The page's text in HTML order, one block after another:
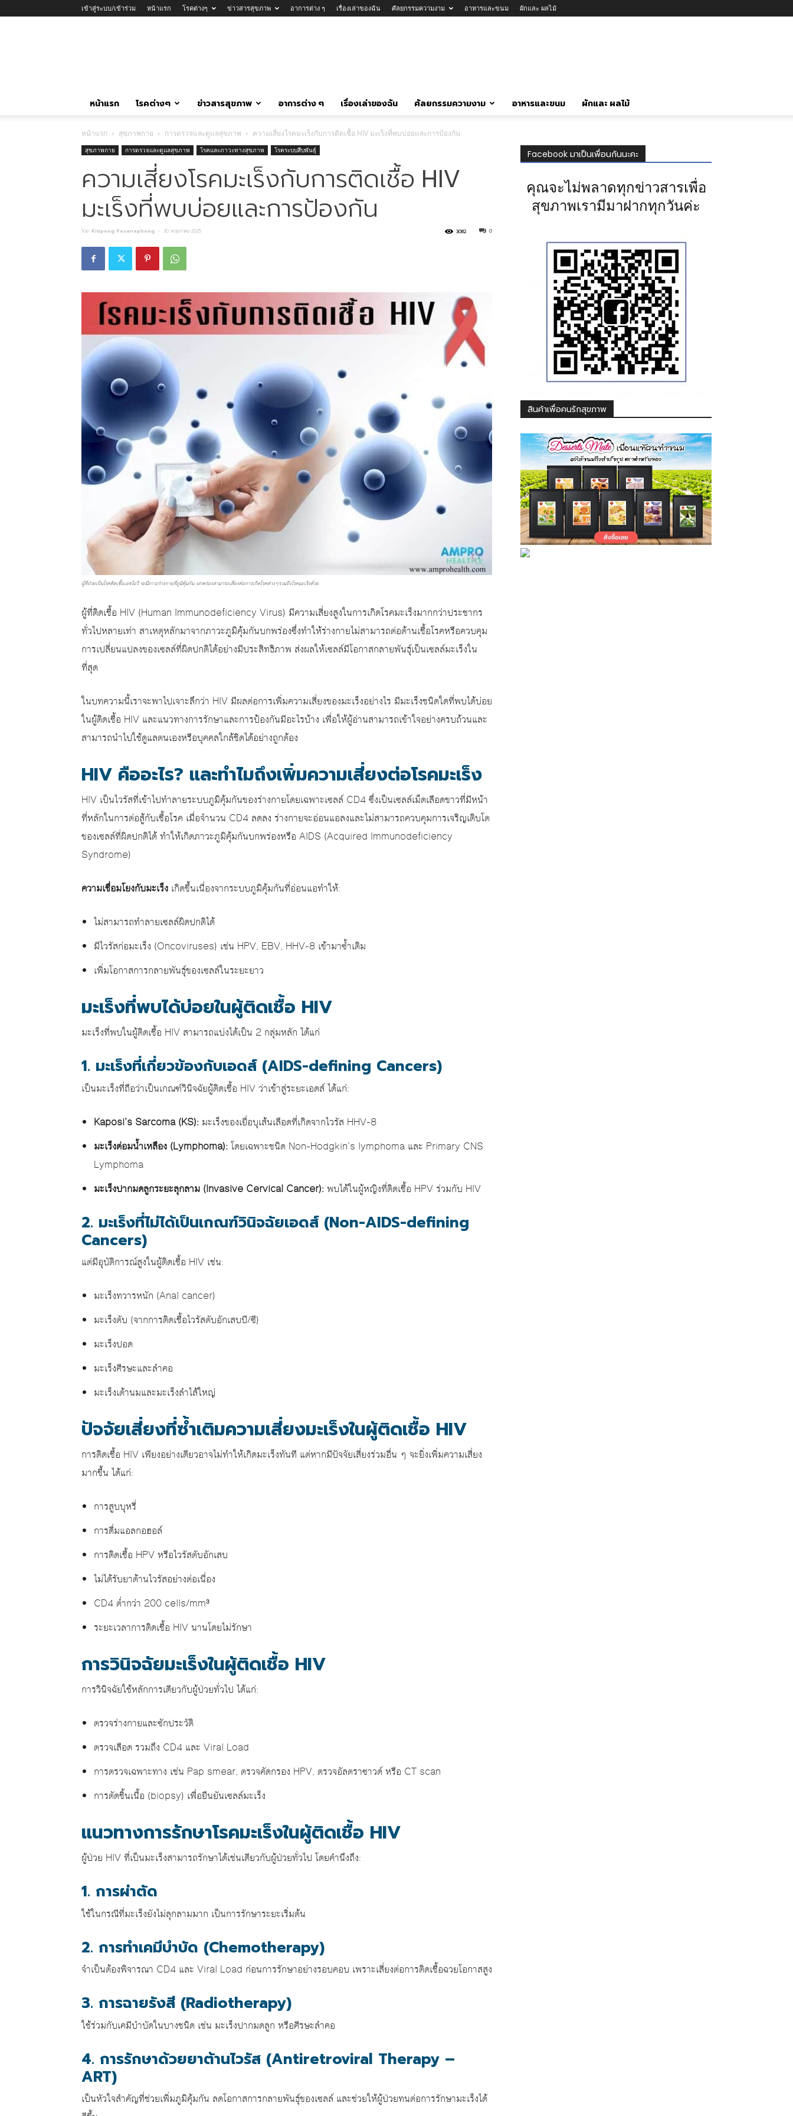
เข้าสู่ระบบ/เข้าร่วม หน้าแรก โรคต่างๆ ข่าวสารสุขภาพ อาการต่าง ๆ เรื่องเล่าของฉัน ศัลยกรรมความงาม อาหารและขนม ผักและ ผลไม้
หน้าแรก โรคต่างๆ ข่าวสารสุขภาพ อาการต่าง ๆ เรื่องเล่าของฉัน ศัลยกรรมความงาม อาหารและขนม ผักและ ผลไม้
หน้าแรก สุขภาพกาย การตรวจและดูแลสุขภาพ ความเสี่ยงโรคมะเร็งกับการติดเชื้อ HIV มะเร็งที่พบบ่อยและการป้องกัน
สุขภาพกาย การตรวจและดูแลสุขภาพ โรคและภาวะทางสุขภาพ โรคระบบสืบพันธุ์
ความเสี่ยงโรคมะเร็งกับการติดเชื้อ HIV
มะเร็งที่พบบ่อยและการป้องกัน
โดย Kitipong Pasanaphong - 30 พฤษภาคม 2025 0
3082
ผู้ที่ป่วยเป็นโรคติดเชื้อเอชไอวี จะมีภาวะร่างกายที่ภูมิคุ้มกัน บกพร่องสามารถเสี่ยงต่อการเกิดโรคต่างๆรวมถึงโรคมะเร็งด้วย
ผู้ที่ติดเชื้อ HIV (Human Immunodeficiency Virus) มีความเสี่ยงสูงในการเกิดโรคมะเร็งมากกว่าประชากร
ทั่วไปหลายเท่า สาเหตุหลักมาจากภาวะภูมิคุ้มกันบกพร่องซึ่งทำให้ร่างกายไม่สามารถต่อต้านเชื้อโรคหรือควบคุม
การเปลี่ยนแปลงของเซลล์ที่ผิดปกติได้อย่างมีประสิทธิภาพ ส่งผลให้เซลล์มีโอกาสกลายพันธุ์เป็นเซลล์มะเร็งใน
ที่สุด
ในบทความนี้เราจะพาไปเจาะลึกว่า HIV มีผลต่อการเพิ่มความเสี่ยงของมะเร็งอย่างไร มีมะเร็งชนิดใดที่พบได้บ่อย
ในผู้ติดเชื้อ HIV และแนวทางการรักษาและการป้องกันมีอะไรบ้าง เพื่อให้ผู้อ่านสามารถเข้าใจอย่างครบถ้วนและ
สามารถนำไปใช้ดูแลตนเองหรือบุคคลใกล้ชิดได้อย่างถูกต้อง
HIV คืออะไร? และทำไมถึงเพิ่มความเสี่ยงต่อโรคมะเร็ง
HIV เป็นไวรัสที่เข้าไปทำลายระบบภูมิคุ้มกันของร่างกายโดยเฉพาะเซลล์ CD4 ซึ่งเป็นเซลล์เม็ดเลือดขาวที่มีหน้า
ที่หลักในการต่อสู้กับเชื้อโรค เมื่อจำนวน CD4 ลดลง ร่างกายจะอ่อนแอลงและไม่สามารถควบคุมการเจริญเติบโต
ของเซลล์ที่ผิดปกติได้ ทำให้เกิดภาวะภูมิคุ้มกันบกพร่องหรือ AIDS (Acquired Immunodeficiency
Syndrome)
ความเชื่อมโยงกับมะเร็ง เกิดขึ้นเนื่องจากระบบภูมิคุ้มกันที่อ่อนแอทำให้:
ไม่สามารถทำลายเซลล์ผิดปกติได้
มีไวรัสก่อมะเร็ง (Oncoviruses) เช่น HPV, EBV, HHV-8 เข้ามาซ้ำเติม
เพิ่มโอกาสการกลายพันธุ์ของเซลล์ในระยะยาว
มะเร็งที่พบได้บ่อยในผู้ติดเชื้อ HIV
มะเร็งที่พบในผู้ติดเชื้อ HIV สามารถแบ่งได้เป็น 2 กลุ่มหลัก ได้แก่
1. มะเร็งที่เกี่ยวข้องกับเอดส์ (AIDS-defining Cancers)
เป็นมะเร็งที่ถือว่าเป็นเกณฑ์วินิจฉัยผู้ติดเชื้อ HIV ว่าเข้าสู่ระยะเอดส์ ได้แก่:
Kaposi’s Sarcoma (KS): มะเร็งของเยื่อบุเส้นเลือดที่เกิดจากไวรัส HHV-8
มะเร็งต่อมน้ำเหลือง (Lymphoma):โดยเฉพาะชนิด Non-Hodgkin’s lymphoma และ Primary CNS
Lymphoma
มะเร็งปากมดลูกระยะลุกลาม (Invasive Cervical Cancer):พบได้ในผู้หญิงที่ติดเชื้อ HPV ร่วมกับ HIV
2. มะเร็งที่ไม่ได้เป็นเกณฑ์วินิจฉัยเอดส์ (Non-AIDS-defining
Cancers)
แต่มีอุบัติการณ์สูงในผู้ติดเชื้อ HIV เช่น:
มะเร็งทวารหนัก (Anal cancer)
มะเร็งตับ (จากการติดเชื้อไวรัสตับอักเสบบี/ซี)
มะเร็งปอด
มะเร็งศีรษะและลำคอ
มะเร็งเต้านมและมะเร็งลำไส้ใหญ่
ปัจจัยเสี่ยงที่ซ้ำเติมความเสี่ยงมะเร็งในผู้ติดเชื้อ HIV
การติดเชื้อ HIV เพียงอย่างเดียวอาจไม่ทำให้เกิดมะเร็งทันที แต่หากมีปัจจัยเสี่ยงร่วมอื่น ๆ จะยิ่งเพิ่มความเสี่ยง
มากขึ้น ได้แก่:
การสูบบุหรี่
การดื่มแอลกอฮอล์
การติดเชื้อ HPV หรือไวรัสตับอักเสบ
ไม่ได้รับยาต้านไวรัสอย่างต่อเนื่อง
CD4 ต่ำกว่า 200 cells/mm³
ระยะเวลาการติดเชื้อ HIV นานโดยไม่รักษา
การวินิจฉัยมะเร็งในผู้ติดเชื้อ HIV
การวินิจฉัยใช้หลักการเดียวกับผู้ป่วยทั่วไป ได้แก่:
ตรวจร่างกายและซักประวัติ
ตรวจเลือด รวมถึง CD4 และ Viral Load
การตรวจเฉพาะทาง เช่น Pap smear, ตรวจคัดกรอง HPV, ตรวจอัลตราซาวด์ หรือ CT scan
การตัดชิ้นเนื้อ (biopsy) เพื่อยืนยันเซลล์มะเร็ง
แนวทางการรักษาโรคมะเร็งในผู้ติดเชื้อ HIV
ผู้ป่วย HIV ที่เป็นมะเร็งสามารถรักษาได้เช่นเดียวกับผู้ป่วยทั่วไป โดยคำนึงถึง:
1. การผ่าตัด
ใช้ในกรณีที่มะเร็งยังไม่ลุกลามมาก เป็นการรักษาระยะเริ่มต้น
2. การทำเคมีบำบัด (Chemotherapy)
จำเป็นต้องพิจารณา CD4 และ Viral Load ก่อนการรักษาอย่างรอบคอบ เพราะเสี่ยงต่อการติดเชื้อฉวยโอกาสสูง
3. การฉายรังสี (Radiotherapy)
ใช้ร่วมกับเคมีบำบัดในบางชนิด เช่น มะเร็งปากมดลูก หรือศีรษะลำคอ
4. การรักษาด้วยยาต้านไวรัส (Antiretroviral Therapy –
ART)
เป็นหัวใจสำคัญที่ช่วยเพิ่มภูมิคุ้มกัน ลดโอกาสการกลายพันธุ์ของเซลล์ และช่วยให้ผู้ป่วยทนต่อการรักษามะเร็งได้
Facebook มาเป็นเพื่อนกันนะคะ
คุณจะไม่พลาดทุกข่าวสารเพื่อ
สุขภาพเรามีมาฝากทุกวันค่ะ
สินค้าเพื่อคนรักสุขภาพ